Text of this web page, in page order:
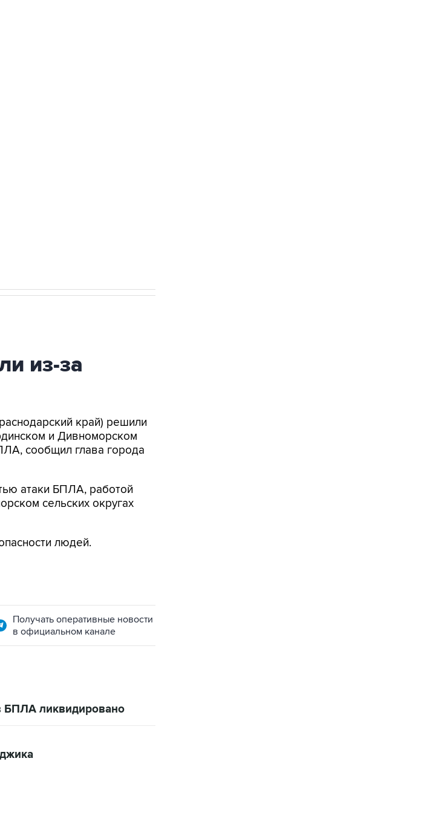
из-за
край) решили
и Дивноморском
сообщил глава города
атаки БПЛА, работой
сельских округах
людей.
Получать оперативные новости
в официальном канале
БПЛА ликвидировано